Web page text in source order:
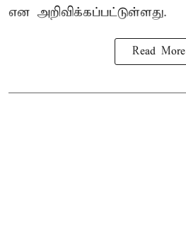
என அறிவிக்கப்பட்டுள்ளது.
Read More